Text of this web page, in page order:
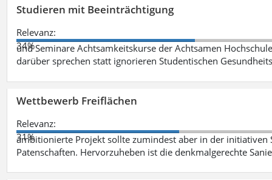
Studieren mit Beeinträchtigung
Relevanz:
34%
und Seminare Achtsamkeitskurse der Achtsamen
darüber sprechen statt ignorieren Studentischen
Wettbewerb Freiflächen
Relevanz:
31%
ambitionierte Projekt sollte zumindest aber in der initiativen
Patenschaften. Hervorzuheben ist die denkmalgerechte